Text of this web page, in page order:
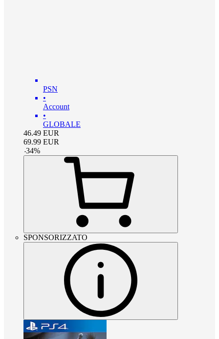
PSN
•
Account
•
GLOBALE
46.49 EUR
69.99 EUR
-34%
SPONSORIZZATO